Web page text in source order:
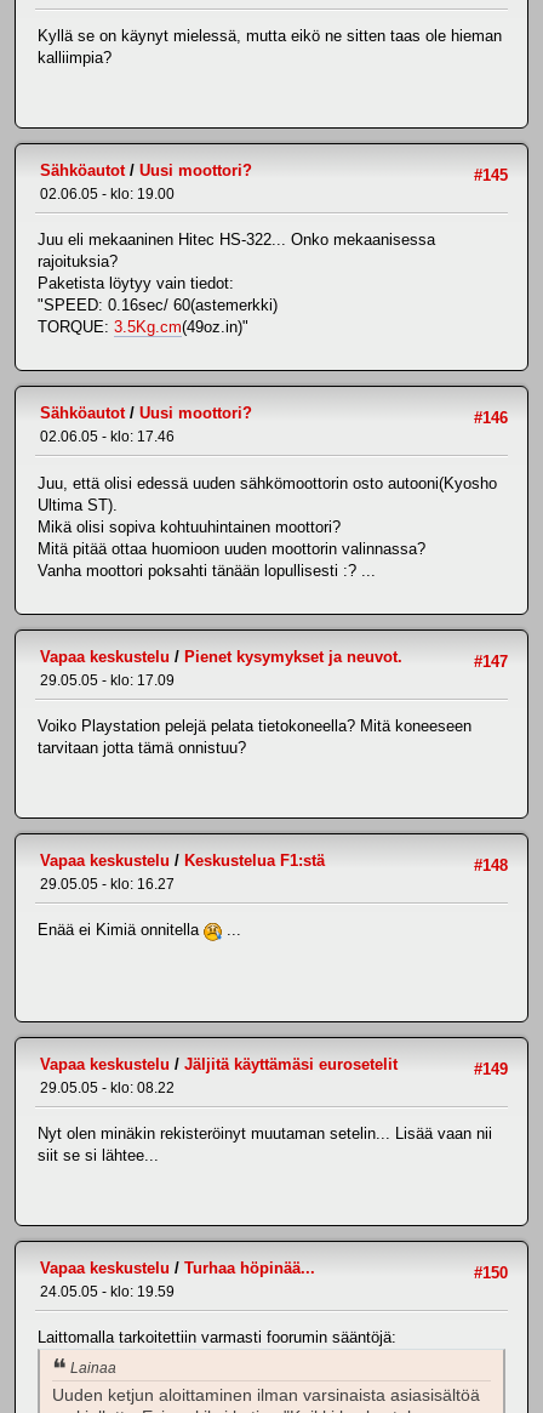
Kyllä se on käynyt mielessä, mutta eikö ne sitten taas ole hieman
kalliimpia?
#145
Sähköautot/ Uusi moottori?
02.06.05 - klo: 19.00
Juu eli mekaaninen Hitec HS-322... Onko mekaanisessa
rajoituksia?
Paketista löytyy vain tiedot:
"SPEED: 0.16sec/ 60(astemerkki)
TORQUE: 3.5Kg.cm(49oz.in)"
#146
Sähköautot/ Uusi moottori?
02.06.05 - klo: 17.46
Juu, että olisi edessä uuden sähkömoottorin osto autooni(Kyosho
Ultima ST).
Mikä olisi sopiva kohtuuhintainen moottori?
Mitä pitää ottaa huomioon uuden moottorin valinnassa?
Vanha moottori poksahti tänään lopullisesti :? ...
#147
Vapaa keskustelu / Pienet kysymykset ja neuvot.
29.05.05 - klo: 17.09
Voiko Playstation pelejä pelata tietokoneella? Mitä koneeseen
tarvitaan jotta tämä onnistuu?
#148
Vapaa keskustelu / Keskustelua F1:stä
29.05.05 - klo: 16.27
Enää ei Kimiä onnitella ...
#149
Vapaa keskustelu / Jäljitä käyttämäsi eurosetelit
29.05.05 - klo: 08.22
Nyt olen minäkin rekisteröinyt muutaman setelin... Lisää vaan nii
siit se si lähtee...
#150
Vapaa keskustelu / Turhaa höpinää...
24.05.05 - klo: 19.59
Laittomalla tarkoitettiin varmasti foorumin sääntöjä:
Lainaa
Uuden ketjun aloittaminen ilman varsinaista asiasisältöä